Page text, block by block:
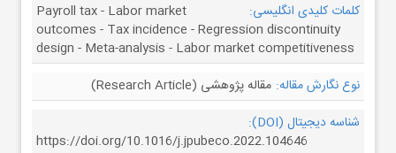
کلمات کلیدی انگلیسی:
Payroll tax - Labor market
outcomes - Tax incidence - Regression discontinuity
design - Meta-analysis - Labor market competitiveness
نوع نگارش مقاله: مقاله پژوهشی (Research Article)
شناسه دیجیتال (DOI):
https://doi.org/10.1016/j.jpubeco.2022.104646